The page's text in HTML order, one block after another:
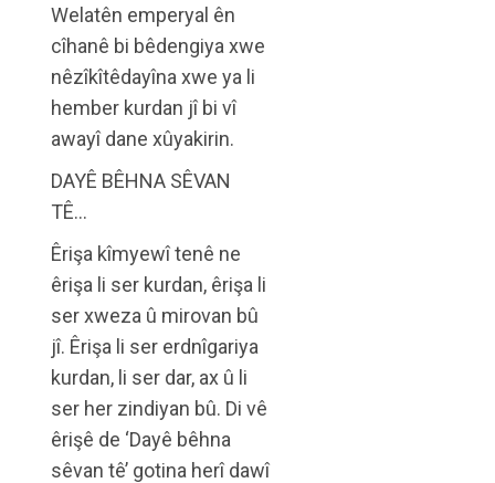
Welatên emperyal ên
cîhanê bi bêdengiya xwe
nêzîkîtêdayîna xwe ya li
hember kurdan jî bi vî
awayî dane xûyakirin.
DAYÊ BÊHNA SÊVAN
TÊ…
Êrişa kîmyewî tenê ne
êrişa li ser kurdan, êrişa li
ser xweza û mirovan bû
jî. Êrişa li ser erdnîgariya
kurdan, li ser dar, ax û li
ser her zindiyan bû. Di vê
êrişê de ‘Dayê bêhna
sêvan tê’ gotina herî dawî